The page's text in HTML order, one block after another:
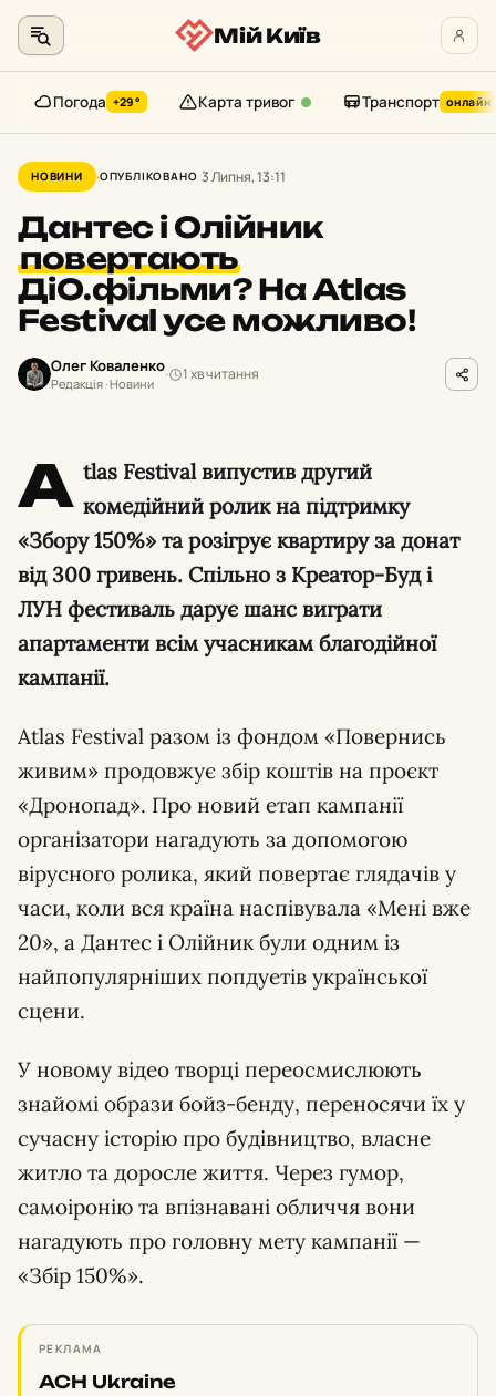
до
контенту
Мій Київ
Погода +29° Карта тривог Транспорт онлайн
НОВИНИ ОПУБЛІКОВАНО 3 Липня, 13:11
Дантес і Олійник
повертають
ДіО.фільми? На Atlas
Festival усе можливо!
Олег Коваленко
Редакція · Новини
1 хв читання
A tlas Festival випустив другий
комедійний ролик на підтримку
«Збору 150%» та розігрує квартиру за донат
від 300 гривень. Спільно з Креатор-Буд і
ЛУН фестиваль дарує шанс виграти
апартаменти всім учасникам благодійної
кампанії.
Atlas Festival разом із фондом «Повернись
живим» продовжує збір коштів на проєкт
«Дронопад». Про новий етап кампанії
організатори нагадують за допомогою
вірусного ролика, який повертає глядачів у
часи, коли вся країна наспівувала «Мені вже
20», а Дантес і Олійник були одним із
найпопулярніших попдуетів української
сцени.
У новому відео творці переосмислюють
знайомі образи бойз-бенду, переносячи їх у
сучасну історію про будівництво, власне
житло та доросле життя. Через гумор,
самоіронію та впізнавані обличчя вони
нагадують про головну мету кампанії —
«Збір 150%».
РЕКЛАМА
ACH Ukraine